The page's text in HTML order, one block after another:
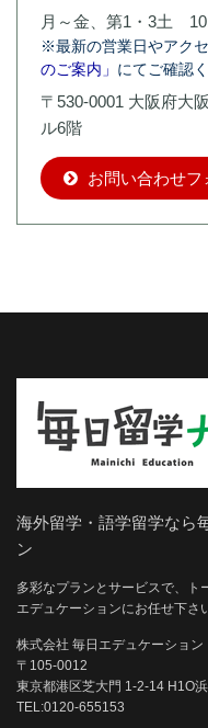
月～金、第1・3土
※最新の営業日やアク
のご案内」 にてご確認
〒530-0001 大阪府大
ル6階
お問い合わせフ
海外留学・語学留学なら
ン
多彩なプランとサービスで、ト
エデュケーションにお任せ下さ
株式会社 毎日エデュケーション
〒105-0012
東京都港区芝大門 1-2-14 H1O
TEL:0120-655153